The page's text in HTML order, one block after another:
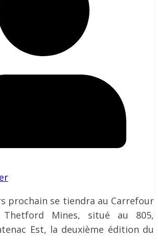
prochain se tiendra au Carrefour
Thetford Mines, situé au 805,
Est, la deuxième édition du